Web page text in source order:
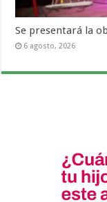
Se presentará la
6 agosto, 2026